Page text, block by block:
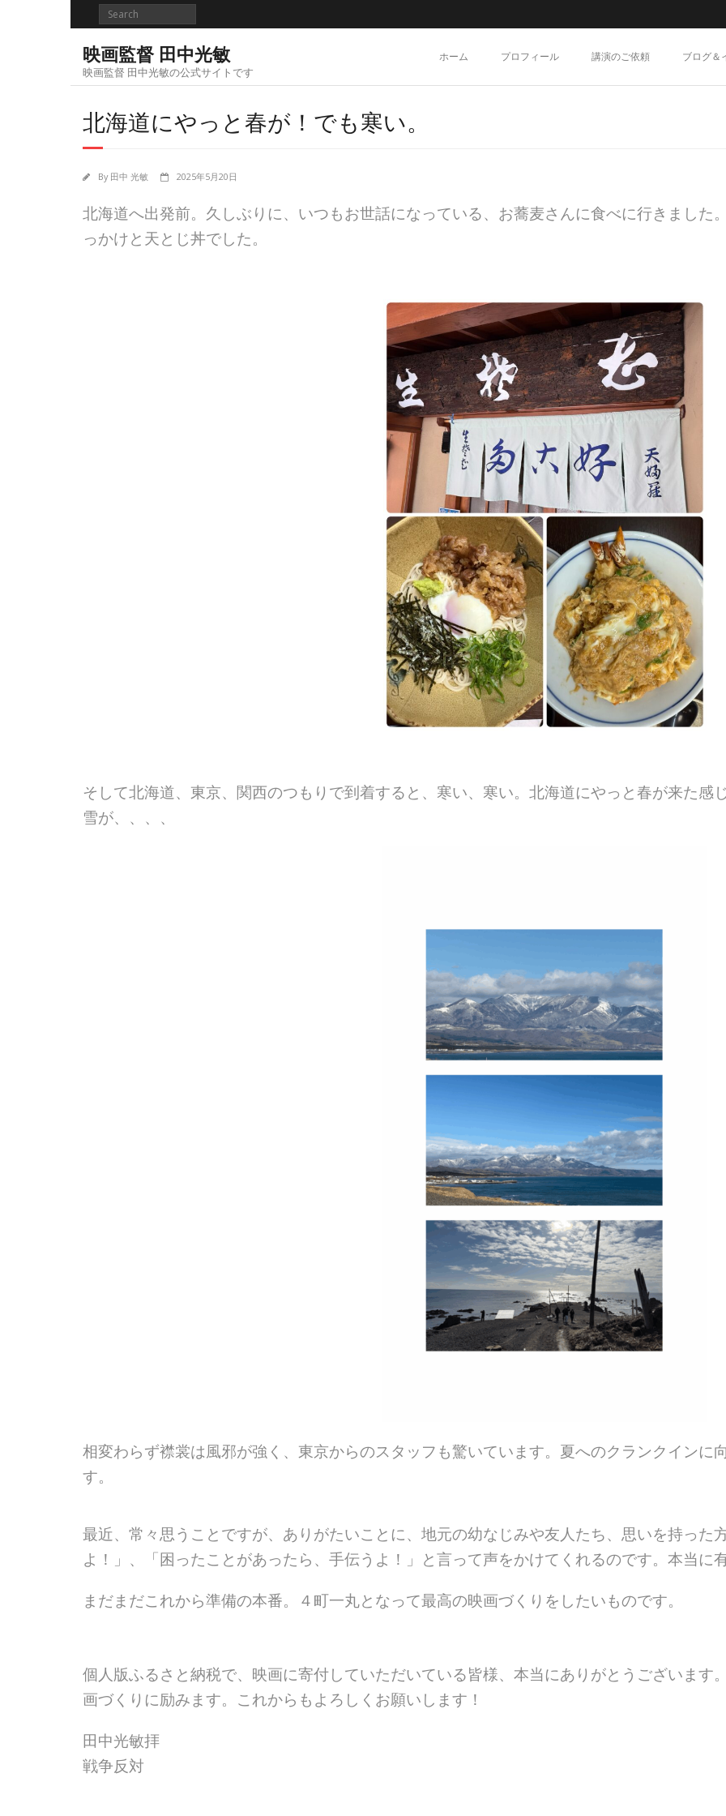
映画監督 田中光敏
映画監督 田中光敏の公式サイトです
ホーム プロフィール 講演のご依頼 ブログ＆
北海道にやっと春が！でも寒い。
By 田中 光敏 2025年5月20日
北海道へ出発前。久しぶりに、いつもお世話になっている、お蕎麦さんに食べに行きました。
っかけと天とじ丼でした。
そして北海道、東京、関西のつもりで到着すると、寒い、寒い。北海道にやっと春が来た感じ
雪が、、、、
相変わらず襟裳は風邪が強く、東京からのスタッフも驚いています。夏へのクランクインに
す。
最近、常々思うことですが、ありがたいことに、地元の幼なじみや友人たち、思いを持った
よ！」、「困ったことがあったら、手伝うよ！」 と言って声をかけてくれるのです。 本当に
まだまだこれから準備の本番。４町一丸となって最高の映画づくりをしたいものです。
個人版ふるさと納税で、映画に寄付していただいている皆様、本当にありがとうございます
画づくりに励みます。 これからもよろしくお願いします！
田中光敏拝
戦争反対